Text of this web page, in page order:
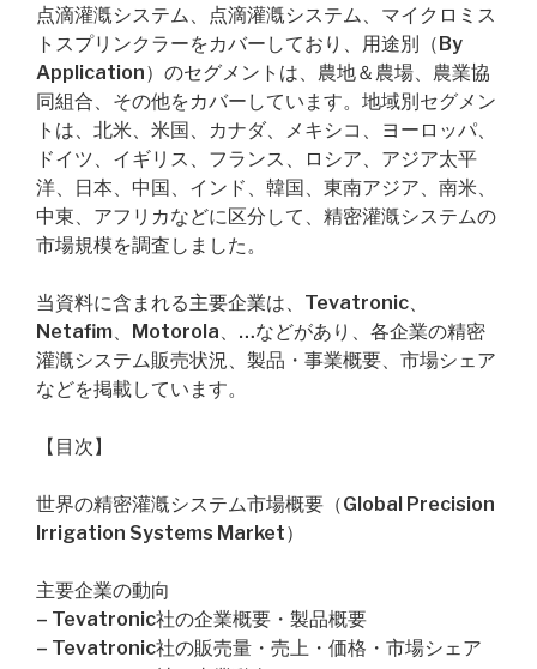
点滴灌漑システム、点滴灌漑システム、マイクロミス
トスプリンクラーをカバーしており、用途別（By
Application）のセグメントは、農地＆農場、農業協
同組合、その他をカバーしています。地域別セグメン
トは、北米、米国、カナダ、メキシコ、ヨーロッパ、
ドイツ、イギリス、フランス、ロシア、アジア太平
洋、日本、中国、インド、韓国、東南アジア、南米、
中東、アフリカなどに区分して、精密灌漑システムの
市場規模を調査しました。
当資料に含まれる主要企業は、Tevatronic、
Netafim、Motorola、…などがあり、各企業の精密
灌漑システム販売状況、製品・事業概要、市場シェア
などを掲載しています。
【目次】
世界の精密灌漑システム市場概要（Global Precision
Irrigation Systems Market）
主要企業の動向
– Tevatronic社の企業概要・製品概要
– Tevatronic社の販売量・売上・価格・市場シェア